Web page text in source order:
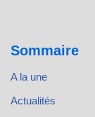
Sommaire
A la une
Actualités